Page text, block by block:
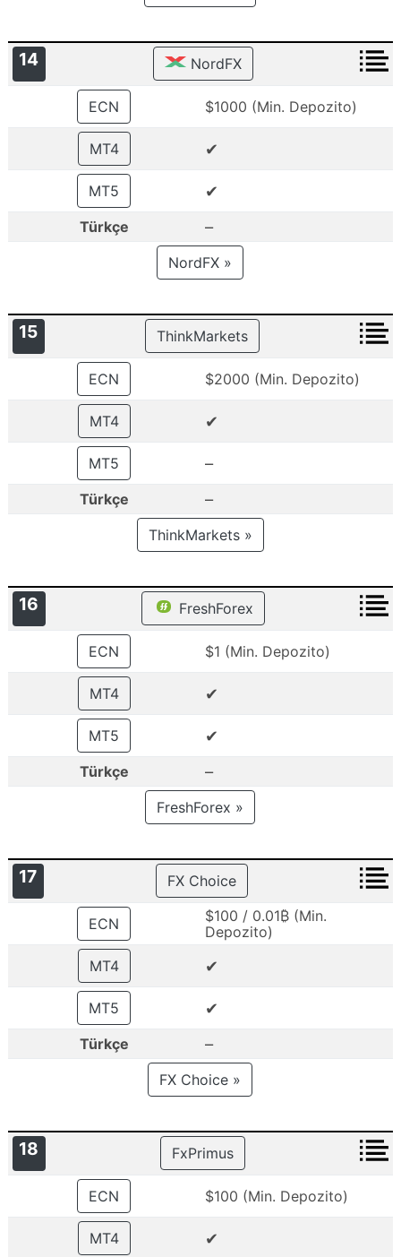
14 NordFX
ECN $1000 (Min. Depozito)
MT4 ✔
MT5 ✔
Türkçe –
NordFX »
15 ThinkMarkets
ECN $2000 (Min. Depozito)
MT4 ✔
MT5 –
Türkçe –
ThinkMarkets »
16 FreshForex
ECN $1 (Min. Depozito)
MT4 ✔
MT5 ✔
Türkçe –
FreshForex »
17 FX Choice
ECN
$100 / 0.01₿ (Min.
Depozito)
MT4
✔
MT5 ✔
Türkçe –
FX Choice »
18 FxPrimus
ECN $100 (Min. Depozito)
MT4 ✔